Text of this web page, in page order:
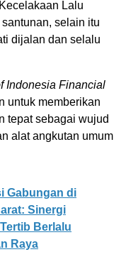
Lalu
selain itu
dijalan dan selalu
Indonesia Financial
untuk memberikan
tepat sebagai wujud
alat angkutan umum
Gabungan di
Sinergi
Berlalu
Raya